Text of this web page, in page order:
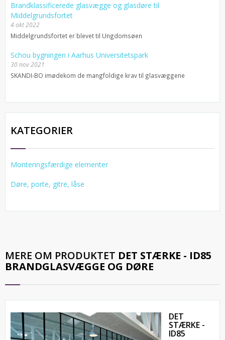
Brandklassificerede glasvægge og glasdøre til
Middelgrundsfortet
4 okt 2022
Middelgrundsfortet er blevet til Ungdomsøen
Schou bygningen i Aarhus Universitetspark
30 nov 2021
SKANDI-BO imødekom de mangfoldige krav til glasvæggene
KATEGORIER
Monteringsfærdige elementer
Døre, porte, gitre, låse
MERE OM PRODUKTET DET STÆRKE - ID85
BRANDGLASVÆGGE OG DØRE
DET
STÆRKE -
ID85